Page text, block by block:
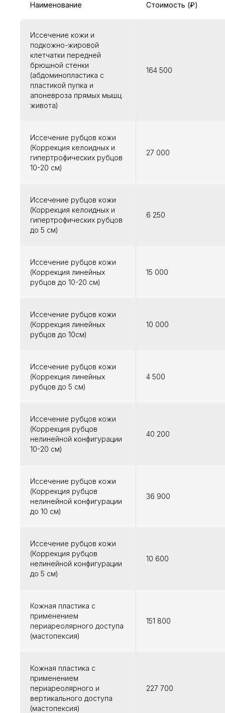
Наименование Стоимость (₽)
Иссечение кожи и
подкожно-жировой
клетчатки передней
брюшной стенки
(абдоминопластика с
пластикой пупка и
апоневроза прямых мышц
живота)
164 500
Иссечение рубцов кожи
(Коррекция келоидных и
гипертрофических рубцов
10-20 см)
27 000
Иссечение рубцов кожи
(Коррекция келоидных и
гипертрофических рубцов
до 5 см)
6 250
Иссечение рубцов кожи
(Коррекция линейных
рубцов до 10-20 см)
15 000
Иссечение рубцов кожи
(Коррекция линейных
рубцов до 10см)
10 000
Иссечение рубцов кожи
(Коррекция линейных
рубцов до 5 см)
4 500
Иссечение рубцов кожи
(Коррекция рубцов
нелинейной конфигурации
10-20 см)
40 200
Иссечение рубцов кожи
(Коррекция рубцов
нелинейной конфигурации
до 10 см)
36 900
Иссечение рубцов кожи
(Коррекция рубцов
нелинейной конфигурации
до 5 см)
10 600
Кожная пластика с
применением
периареолярного доступа
(мастопексия)
151 800
Кожная пластика с
применением
периареолярного и
вертикального доступа
(мастопексия)
227 700